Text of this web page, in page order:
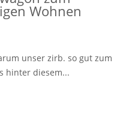
Wohnen
unser zirb. so gut zum
hinter diesem...